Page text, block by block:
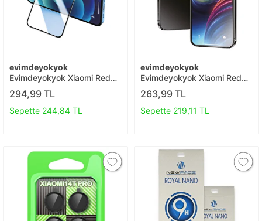
evimdeyokyok
Evimdeyokyok Xiaomi Redmi
Note 8 Pro 3d Antistatik
Seramik Nano Ekran
Koruyucu T20
294,99 TL
Sepette 244,84 TL
evimdeyokyok
Evimdeyokyok Xiaomi Redmi
Note 8 Pro 3d Antistatik Mat
Seramik Nano Ekran
Koruyucu T20
263,99 TL
Sepette 219,11 TL